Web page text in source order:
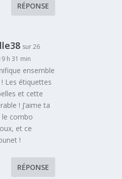
RÉPONSE
sur 26
h 31 min
ensemble
Les étiquettes
et cette
! J’aime ta
combo
et ce
!
RÉPONSE